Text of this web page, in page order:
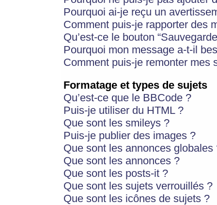
Pourquoi ai-je reçu un
Comment puis-je rapporter des
Qu’est-ce le bouton
Pourquoi mon message a-t-il
Comment puis-je remonter mes
Formatage et types de sujets
Qu’est-ce que le BBCode ?
Puis-je utiliser du HTML ?
Que sont les smileys ?
Puis-je publier des images ?
Que sont les annonces globales
Que sont les annonces ?
Que sont les posts-it ?
Que sont les sujets verrouillés ?
Que sont les icônes de sujets ?